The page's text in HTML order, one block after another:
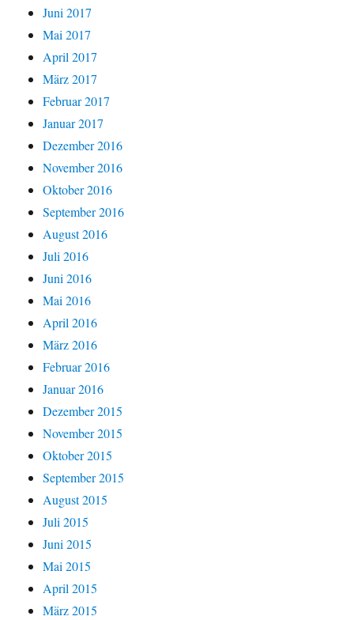
Juni 2017
Mai 2017
April 2017
März 2017
Februar 2017
Januar 2017
Dezember 2016
November 2016
Oktober 2016
September 2016
August 2016
Juli 2016
Juni 2016
Mai 2016
April 2016
März 2016
Februar 2016
Januar 2016
Dezember 2015
November 2015
Oktober 2015
September 2015
August 2015
Juli 2015
Juni 2015
Mai 2015
April 2015
März 2015